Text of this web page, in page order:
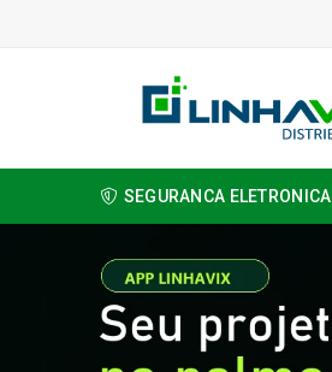
SEGURANCA ELETRONICA